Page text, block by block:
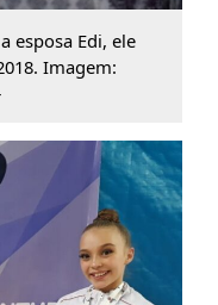
esposa Edi, ele
Imagem: